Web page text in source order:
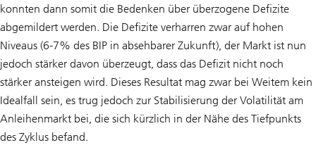
konnten dann somit die Bedenken über überzogene Defizite
abgemildert werden. Die Defizite verharren zwar auf hohen
Niveaus (6-7% des BIP in absehbarer Zukunft), der Markt ist nun
jedoch stärker davon überzeugt, dass das Defizit nicht noch
stärker ansteigen wird. Dieses Resultat mag zwar bei Weitem kein
Idealfall sein, es trug jedoch zur Stabilisierung der Volatilität am
Anleihenmarkt bei, die sich kürzlich in der Nähe des Tiefpunkts
des Zyklus befand.